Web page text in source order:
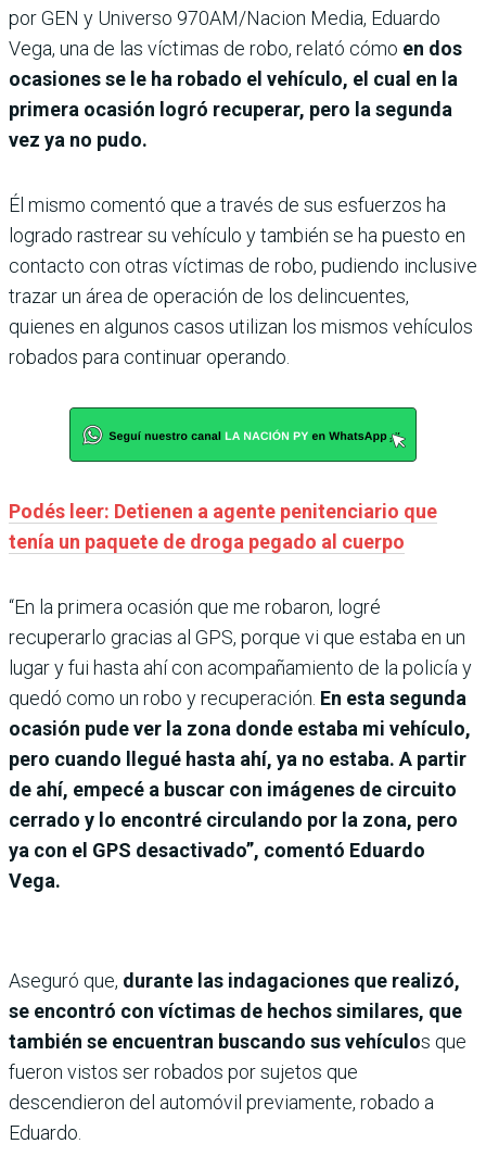
por GEN y Universo 970AM/Nacion Media, Eduardo
Vega, una de las víctimas de robo, relató cómo en dos
ocasiones se le ha robado el vehículo, el cual en la
primera ocasión logró recuperar, pero la segunda
vez ya no pudo.
Él mismo comentó que a través de sus esfuerzos ha
logrado rastrear su vehículo y también se ha puesto en
contacto con otras víctimas de robo, pudiendo inclusive
trazar un área de operación de los delincuentes,
quienes en algunos casos utilizan los mismos vehículos
robados para continuar operando.
Podés leer: Detienen a agente penitenciario que
tenía un paquete de droga pegado al cuerpo
“En la primera ocasión que me robaron, logré
recuperarlo gracias al GPS, porque vi que estaba en un
lugar y fui hasta ahí con acompañamiento de la policía y
quedó como un robo y recuperación. En esta segunda
ocasión pude ver la zona donde estaba mi vehículo,
pero cuando llegué hasta ahí, ya no estaba. A partir
de ahí, empecé a buscar con imágenes de circuito
cerrado y lo encontré circulando por la zona, pero
ya con el GPS desactivado”, comentó Eduardo
Vega.
Aseguró que, durante las indagaciones que realizó,
se encontró con víctimas de hechos similares, que
también se encuentran buscando sus vehículos que
fueron vistos ser robados por sujetos que
descendieron del automóvil previamente, robado a
Eduardo.